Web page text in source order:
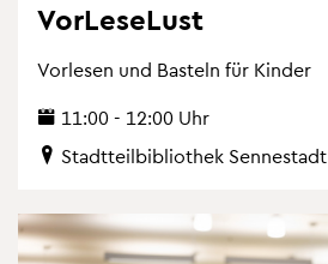
Vor­Le­se­Lust
Vor­le­sen und Bas­teln für Kin­der
11:00 - 12:00 Uhr
Stadt­teil­bi­blio­thek Sen­ne­stadt